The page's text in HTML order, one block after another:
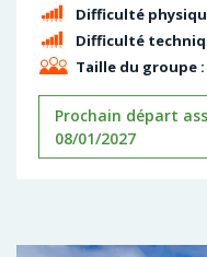
Difficulté
Difficulté
Taille du groupe :
Prochain départ
08/01/2027